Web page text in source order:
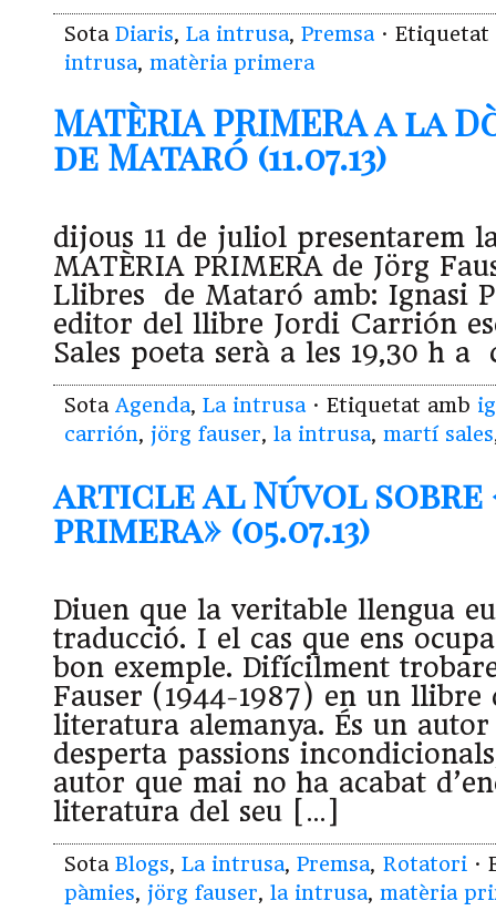
Sota Diaris, La intrusa, Premsa ·
intrusa, matèria primera
MATÈRIA PRIMERA a la
de Mataró (11.07.13)
dijous 11 de juliol presentarem
MATÈRIA PRIMERA de Jörg
Llibres de Mataró amb: Ignasi
editor del llibre Jordi Carrión
Sales poeta serà a les 19,30 h
Sota Agenda, La intrusa · Etiquetat amb
carrión, jörg fauser, la intrusa, martí sales
article al Núvol sobre
primera» (05.07.13)
Diuen que la veritable llengua
traducció. I el cas que ens
bon exemple. Difícilment
Fauser (1944-1987) en un llibre
literatura alemanya. És un
desperta passions
autor que mai no ha acabat
literatura del seu […]
Sota Blogs, La intrusa, Premsa, Rotatori ·
pàmies, jörg fauser, la intrusa, matèria